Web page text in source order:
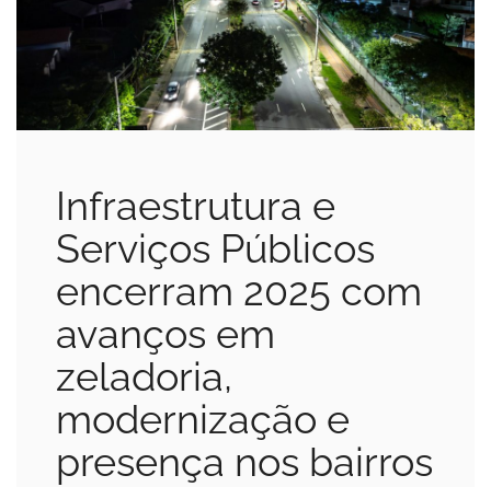
Infraestrutura e
Serviços Públicos
encerram 2025 com
avanços em
zeladoria,
modernização e
presença nos bairros